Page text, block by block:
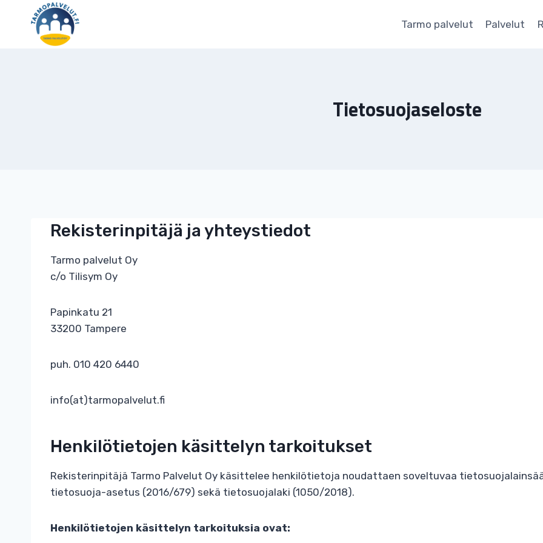
Tarmo palvelut Palvelut
Tietosuojaseloste
Rekisterinpitäjä ja yhteystiedot
Tarmo palvelut Oy
c/o Tilisym Oy
Papinkatu 21
33200 Tampere
puh. 010 420 6440
info(at)tarmopalvelut.fi
Henkilötietojen käsittelyn tarkoitukset
Rekisterinpitäjä Tarmo Palvelut Oy käsittelee henkilötietoja noudattaen soveltuvaa
tietosuoja-asetus (2016/679) sekä tietosuojalaki (1050/2018).
Henkilötietojen käsittelyn tarkoituksia ovat: